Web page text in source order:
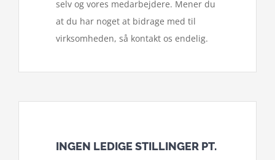
selv og vores medarbejdere. Mener du
at du har noget at bidrage med til
virksomheden, så kontakt os endelig.
INGEN LEDIGE STILLINGER PT.